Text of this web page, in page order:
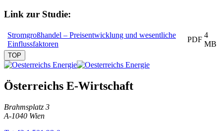
Link zur Studie:
Stromgroßhandel – Preisentwicklung und wesentliche
Einflussfaktoren
PDF
4
MB
TOP
Österreichs E-Wirtschaft
Brahmsplatz 3
A-1040 Wien